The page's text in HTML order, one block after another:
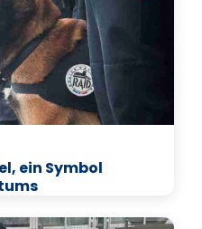
ein Symbol